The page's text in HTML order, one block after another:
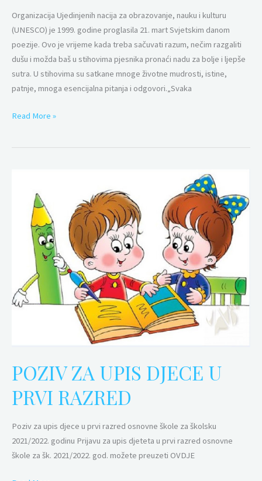
Organizacija Ujedinjenih nacija za obrazovanje, nauku i kulturu
(UNESCO) je 1999. godine proglasila 21. mart Svjetskim danom
poezije. Ovo je vrijeme kada treba sačuvati razum, nečim razgaliti
dušu i možda baš u stihovima pjesnika pronaći nadu za bolje i ljepše
sutra. U stihovima su satkane mnoge životne mudrosti, istine,
patnje, mnoga esencijalna pitanja i odgovori.„Svaka
Read More »
POZIV ZA UPIS DJECE U
PRVI RAZRED
Poziv za upis djece u prvi razred osnovne škole za školsku
2021/2022. godinu Prijavu za upis djeteta u prvi razred osnovne
škole za šk. 2021/2022. god. možete preuzeti OVDJE
DJECE
RAZRED